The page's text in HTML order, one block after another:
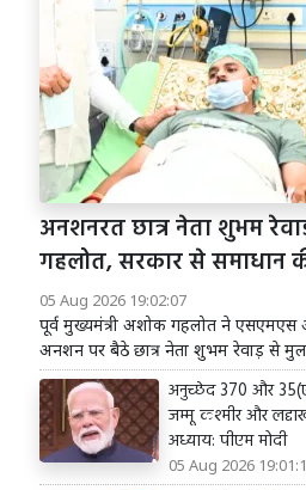
अनशनरत छात्र नेता शुभम
गहलोत, सरकार से समाधान
05 Aug 2026 19:02:07
पूर्व मुख्यमंत्री अशोक गहलोत ने
अनशन पर बैठे छात्र नेता शुभम रेवाड़ से
अनुच्छेद 370 और
जम्मू कश्मीर और
अध्याय: पीएम मोदी
05 Aug 2026